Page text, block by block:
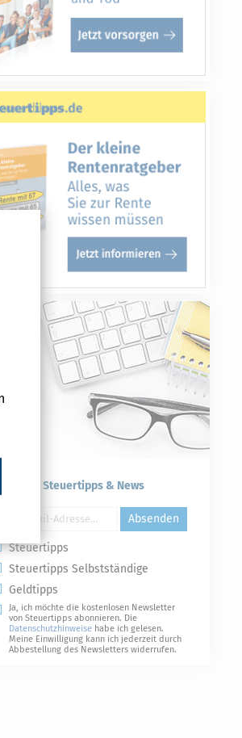
Steuertipps & News
Absenden
Steuertipps
Steuertipps Selbstständige
Geldtipps
Ja, ich möchte die kostenlosen Newsletter
von Steuertipps abonnieren. Die
Datenschutzhinweise habe ich gelesen.
Meine Einwilligung kann ich jederzeit durch
Abbestellung des Newsletters widerrufen.